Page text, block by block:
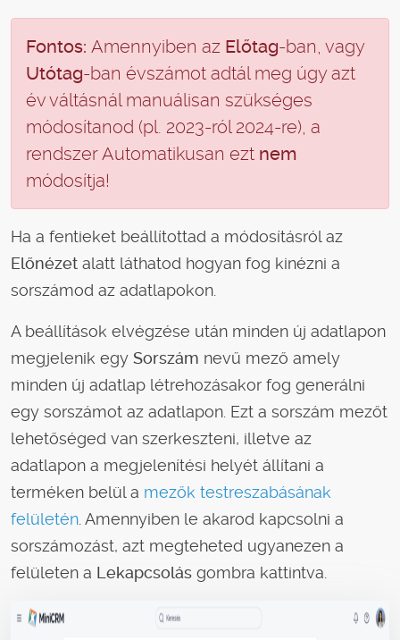
Fontos: Amennyiben az Előtag-ban, vagy
Utótag-ban évszámot adtál meg úgy azt
év váltásnál manuálisan szükséges
módosítanod (pl. 2023-ról 2024-re), a
rendszer Automatikusan ezt nem
módosítja!
Ha a fentieket beállítottad a módosításról az
Előnézet alatt láthatod hogyan fog kinézni a
sorszámod az adatlapokon.
A beállítások elvégzése után minden új adatlapon
megjelenik egy Sorszám nevű mező amely
minden új adatlap létrehozásakor fog generálni
egy sorszámot az adatlapon. Ezt a sorszám mezőt
lehetőséged van szerkeszteni, illetve az
adatlapon a megjelenítési helyét állítani a
terméken belül a mezők testreszabásának
felületén Amennyiben le akarod kapcsolni a
sorszámozást, azt megteheted ugyanezen a
felületen a Lekapcsolás gombra kattintva.